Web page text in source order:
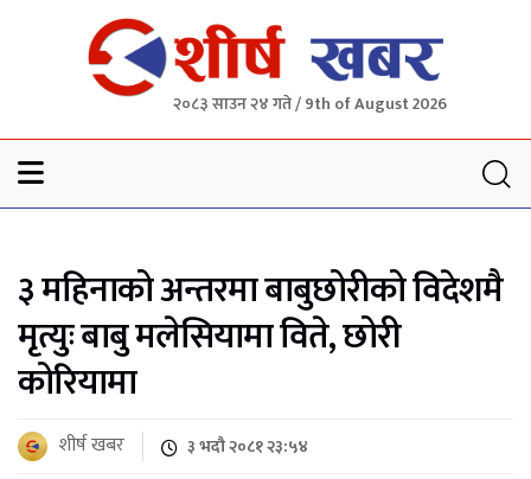
२०८३ साउन २४ गते / 9th of August 2026
३ महिनाको अन्तरमा बाबुछोरीको विदेशमै
मृत्युः बाबु मलेसियामा विते, छोरी
कोरियामा
शीर्ष खबर ३ भदौ २०८१ २३:५४